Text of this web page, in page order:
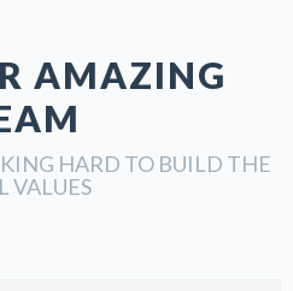
AMAZING
HARD TO BUILD THE
VALUES